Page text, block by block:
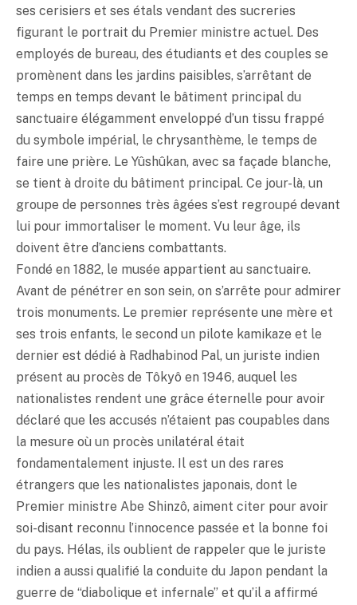
ses cerisiers et ses étals vendant des sucreries
figurant le portrait du Premier ministre actuel. Des
employés de bureau, des étudiants et des couples se
promènent dans les jardins paisibles, s’arrêtant de
temps en temps devant le bâtiment principal du
sanctuaire élégamment enveloppé d’un tissu frappé
du symbole impérial, le chrysanthème, le temps de
faire une prière. Le Yûshûkan, avec sa façade blanche,
se tient à droite du bâtiment principal. Ce jour-là, un
groupe de personnes très âgées s’est regroupé devant
lui pour immortaliser le moment. Vu leur âge, ils
doivent être d’anciens combattants.
Fondé en 1882, le musée appartient au sanctuaire.
Avant de pénétrer en son sein, on s’arrête pour admirer
trois monuments. Le premier représente une mère et
ses trois enfants, le second un pilote kamikaze et le
dernier est dédié à Radhabinod Pal, un juriste indien
présent au procès de Tôkyô en 1946, auquel les
nationalistes rendent une grâce éternelle pour avoir
déclaré que les accusés n’étaient pas coupables dans
la mesure où un procès unilatéral était
fondamentalement injuste. Il est un des rares
étrangers que les nationalistes japonais, dont le
Premier ministre Abe Shinzô, aiment citer pour avoir
soi-disant reconnu l’innocence passée et la bonne foi
du pays. Hélas, ils oublient de rappeler que le juriste
indien a aussi qualifié la conduite du Japon pendant la
guerre de “diabolique et infernale” et qu’il a affirmé